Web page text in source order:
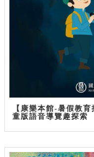
【康樂本館-暑假教
童版語音導覽趣探索